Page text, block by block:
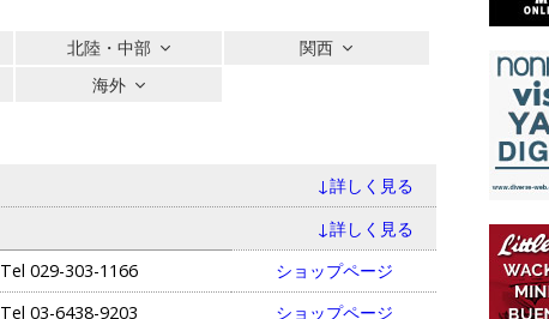
北陸・中部
関西
海外
↓詳しく見る
↓詳しく見る
Tel029-303-1166
ショップページ
Tel03-6438-9203
ショップページ